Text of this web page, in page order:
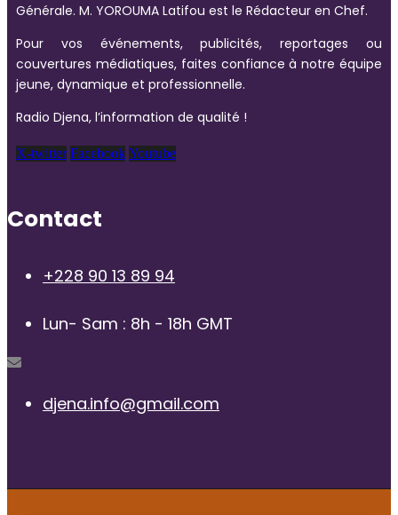
Générale. M. YOROUMA Latifou est le Rédacteur en Chef.
Pour vos événements, publicités, reportages ou
couvertures médiatiques, faites confiance à notre équipe
jeune, dynamique et professionnelle.
Radio Djena, l’information de qualité !
X-twitter Facebook Youtube
Contact
+228 90 13 89 94
Lun- Sam : 8h - 18h GMT
djena.info@gmail.com